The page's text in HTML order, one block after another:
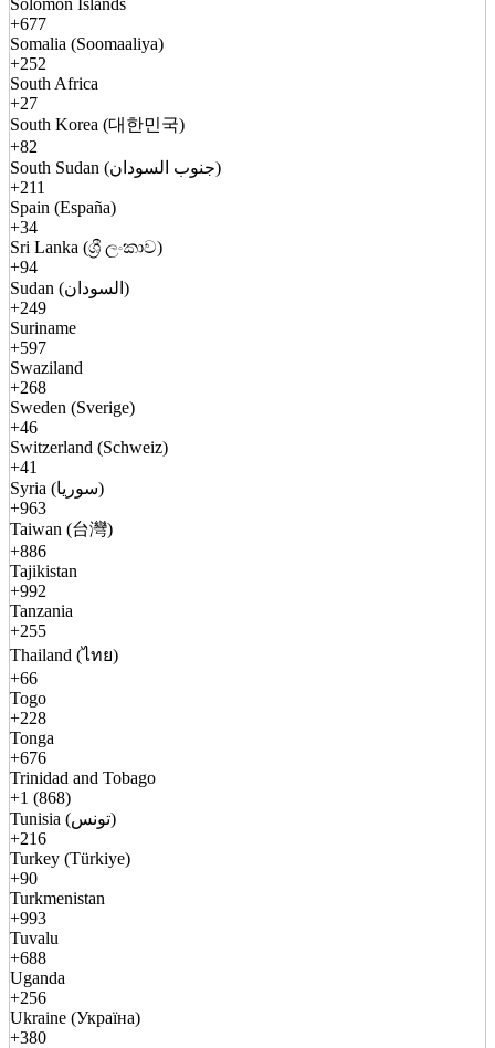
Solomon Islands
+677
Somalia (Soomaaliya)
+252
South Africa
+27
South Korea (대한민국)
+82
South Sudan (جنوب السودان)
+211
Spain (España)
+34
Sri Lanka (ශ්‍රී ලංකාව)
+94
Sudan (السودان)
+249
Suriname
+597
Swaziland
+268
Sweden (Sverige)
+46
Switzerland (Schweiz)
+41
Syria (سوريا)
+963
Taiwan (台灣)
+886
Tajikistan
+992
Tanzania
+255
Thailand (ไทย)
+66
Togo
+228
Tonga
+676
Trinidad and Tobago
+1 (868)
Tunisia (تونس)
+216
Turkey (Türkiye)
+90
Turkmenistan
+993
Tuvalu
+688
Uganda
+256
Ukraine (Україна)
+380